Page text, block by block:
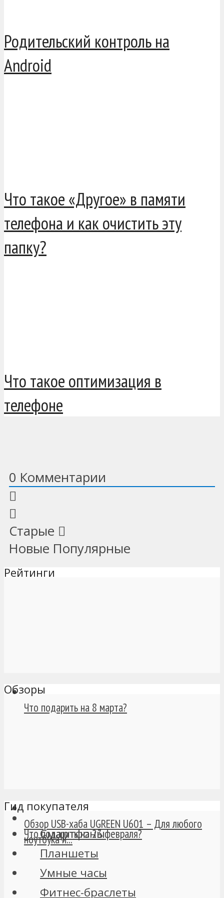
Родительский контроль на
Android
Что такое «Другое» в памяти
телефона и как очистить эту
папку?
Что такое оптимизация в
телефоне
0 Комментарии
Старые
Новые Популярные
Рейтинги
Что подарить на 8 марта?
Что подарить на 23 февраля?
Обзоры
Обзор USB-хаба UGREEN U601 – Для любого
ноутбука и...
Гид покупателя
Смартфоны
Планшеты
Умные часы
Фитнес-браслеты